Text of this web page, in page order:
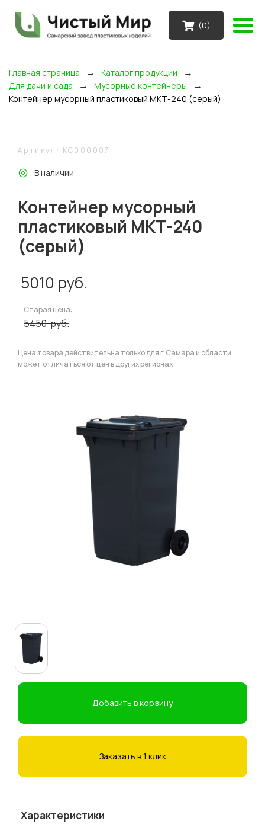
(0)
Главная страница → Каталог продукции →
Для дачи и сада → Мусорные контейнеры →
Контейнер мусорный пластиковый МКТ-240 (серый)
Артикул: KC000007
В наличии
Контейнер мусорный
пластиковый МКТ-240
(серый)
5010 руб.
Старая цена:
5450руб.
Цена товара действительна только для г.Самара и области,
может отличаться от цен в других регионах
Добавить в корзину
Заказать в 1 клик
Характеристики